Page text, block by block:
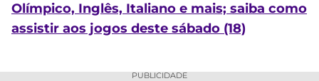
Olímpico, Inglês, Italiano e mais; saiba como
assistir aos jogos deste sábado (18)
PUBLICIDADE